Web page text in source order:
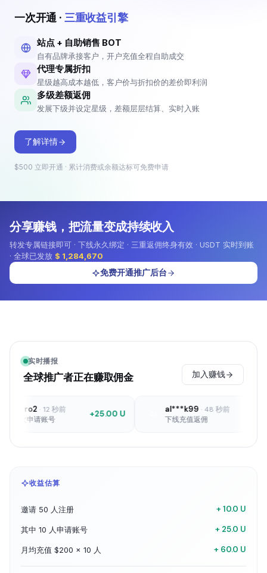
1 0 0
招商合作
成为代理，赚取佣金
开通即享代理专属折扣，创建自己
的站点与推广 BOT 发展客户；客
动成为你的佣金。
一次开通 · 三重收益引擎
站点 + 自助销售 BOT
自有品牌承接客户，开户充值全程自助成交
代理专属折扣
星级越高成本越低，客户价与折扣价的差价即利润
多级差额返佣
发展下级并设定星级，差额层层结算、实时入账
了解详情
$500 立即开通 · 累计消费或余额达标可免费申请
分享赚钱，把流量变成持续收入
转发专属链接即可 · 下线永久绑定 · 三重返佣终身有效 · USDT 实时到账
· 全球已发放 $ 1,284,670
免费开通推广后台
实时播报
全球推广者正在赚取佣金 加入赚钱
12 秒前
申请账号
+25.00 U al***k99 ·48 秒前
下线充值返佣
收益估算
邀请 50 人注册 + 10.0 U
其中 10 人申请账号 + 25.0 U
月均充值 $200 × 10 人 + 60.0 U